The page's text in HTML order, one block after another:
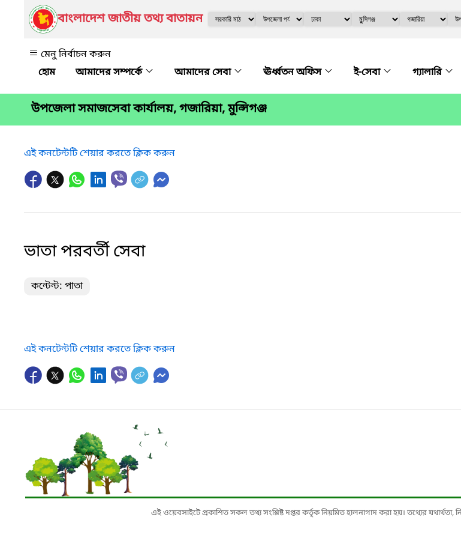
বাংলাদেশ জাতীয় তথ্য বাতায়ন
মেনু নির্বাচন করুন
আমাদের সম্পর্কে
আমাদের সেবা ঊর্ধ্বতন অফিস ই-সেবা গ্যালারি
উপজেলা সমাজসেবা কার্যালয়, গজারিয়া, মুন্সিগঞ্জ
এই কনটেন্টটি শেয়ার করতে ক্লিক করুন
ভাতা পরবর্তী সেবা
কন্টেন্ট: পাতা
এই কনটেন্টটি শেয়ার করতে ক্লিক করুন
এই ওয়েবসাইটে প্রকাশিত সকল তথ্য সংশ্লিষ্ট দপ্তর কর্তৃক নিয়মিত হালনাগাদ করা হয়। তথ্যের যথার্থতা,